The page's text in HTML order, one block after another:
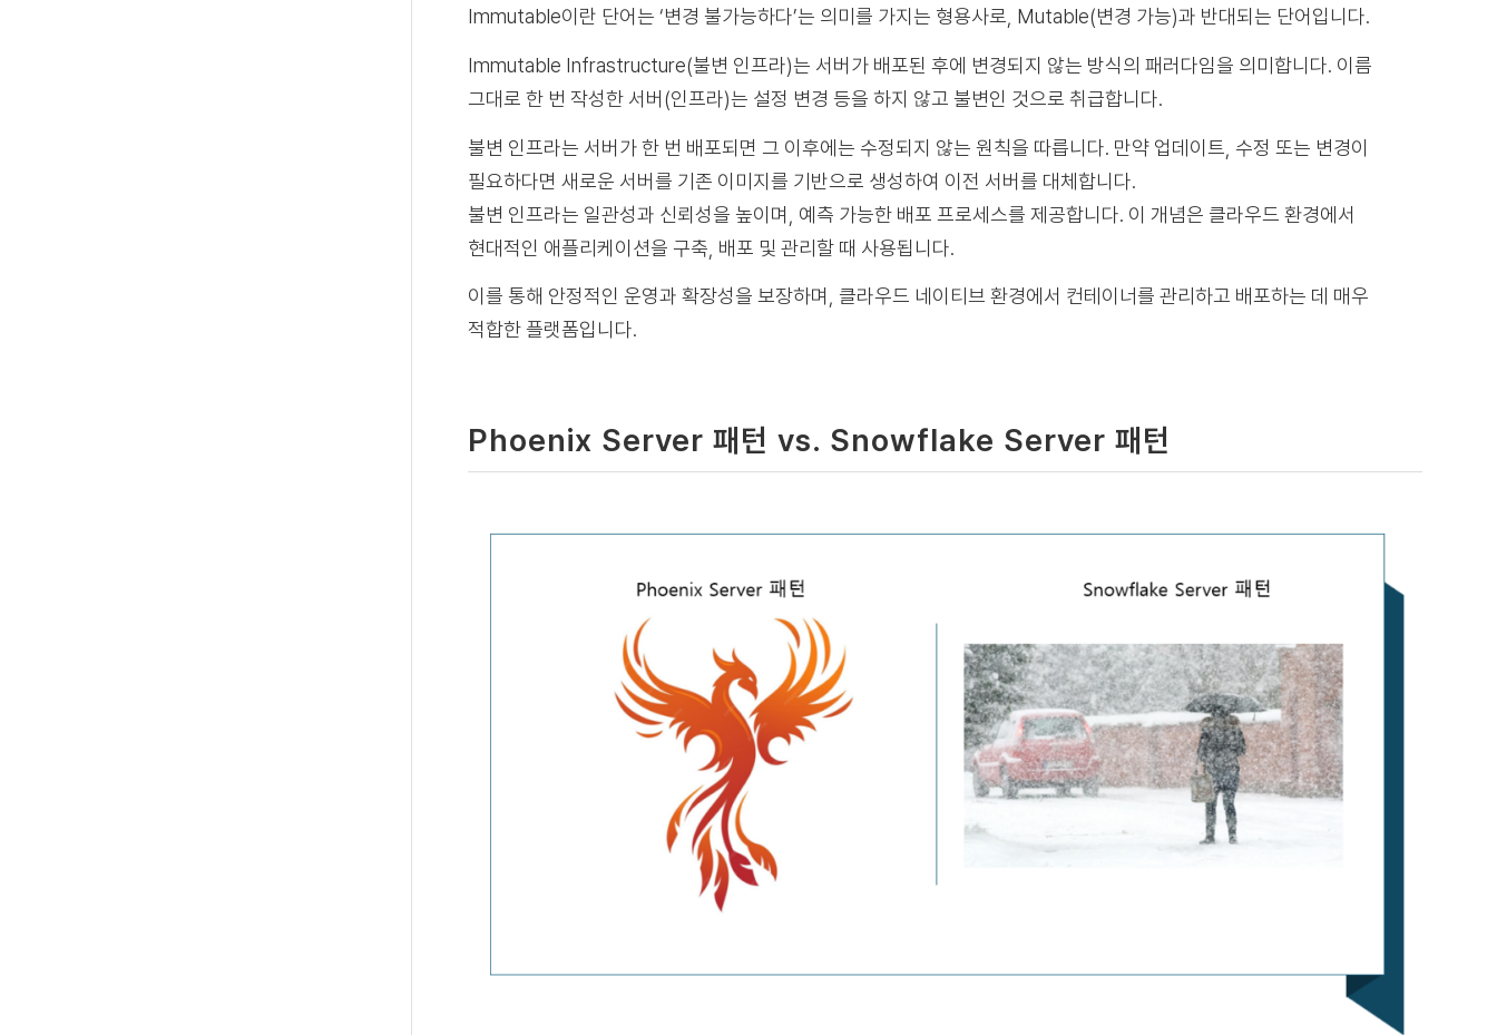
Immutable이란 단어는 ‘변경 불가능하다’는 의미를 가지는 형용사로, Mutable(변경 가능)과 반대되는 단어입니다.
Immutable Infrastructure(불변 인프라)는 서버가 배포된 후에 변경되지 않는 방식의 패러다임을 의미합니다. 이름
그대로 한 번 작성한 서버(인프라)는 설정 변경 등을 하지 않고 불변인 것으로 취급합니다.
불변 인프라는 서버가 한 번 배포되면 그 이후에는 수정되지 않는 원칙을 따릅니다. 만약 업데이트, 수정 또는 변경이
필요하다면 새로운 서버를 기존 이미지를 기반으로 생성하여 이전 서버를 대체합니다.
불변 인프라는 일관성과 신뢰성을 높이며, 예측 가능한 배포 프로세스를 제공합니다. 이 개념은 클라우드 환경에서
현대적인 애플리케이션을 구축, 배포 및 관리할 때 사용됩니다.
이를 통해 안정적인 운영과 확장성을 보장하며, 클라우드 네이티브 환경에서 컨테이너를 관리하고 배포하는 데 매우
적합한 플랫폼입니다.
Phoenix Server 패턴 vs. Snowflake Server 패턴